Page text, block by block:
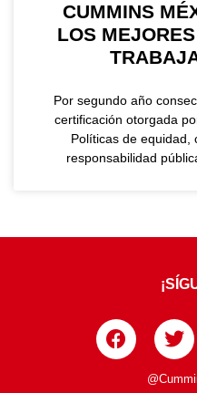
CUMMINS
LOS
Por segundo año
certificación otorgada
Políticas de equidad,
responsabilidad